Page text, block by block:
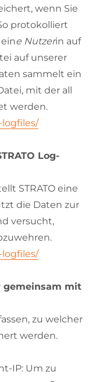
wenn Sie
protokolliert
e Nutzerin auf
auf unserer
sammelt ein
mit der all
werden.
logfiles/
Log-
STRATO eine
die Daten zur
versucht,
logfiles/
gemeinsam mit
zu welcher
werden.
IP: Um zu